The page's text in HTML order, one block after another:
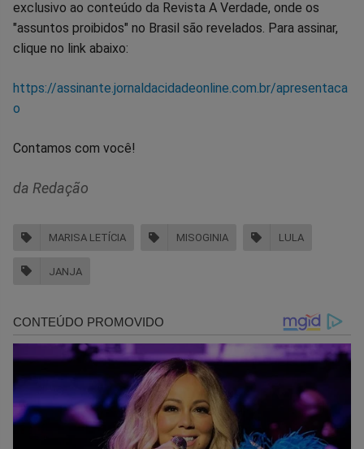
exclusivo ao conteúdo da Revista A Verdade, onde os
"assuntos proibidos" no Brasil são revelados. Para assinar,
clique no link abaixo:
https://assinante.jornaldacidadeonline.com.br/apresentaca
o
Contamos com você!
da Redação
MARISA LETÍCIA MISOGINIA LULA
JANJA